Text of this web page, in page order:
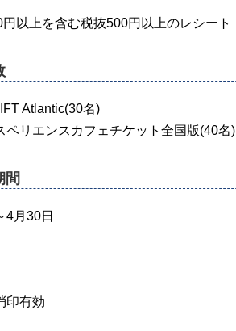
以上を含む税抜500円以上のレシート
Atlantic(30名)
ペリエンスカフェチケット全国版(40名)
間
4月30日
印有効